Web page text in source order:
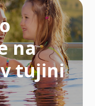
na
tujini